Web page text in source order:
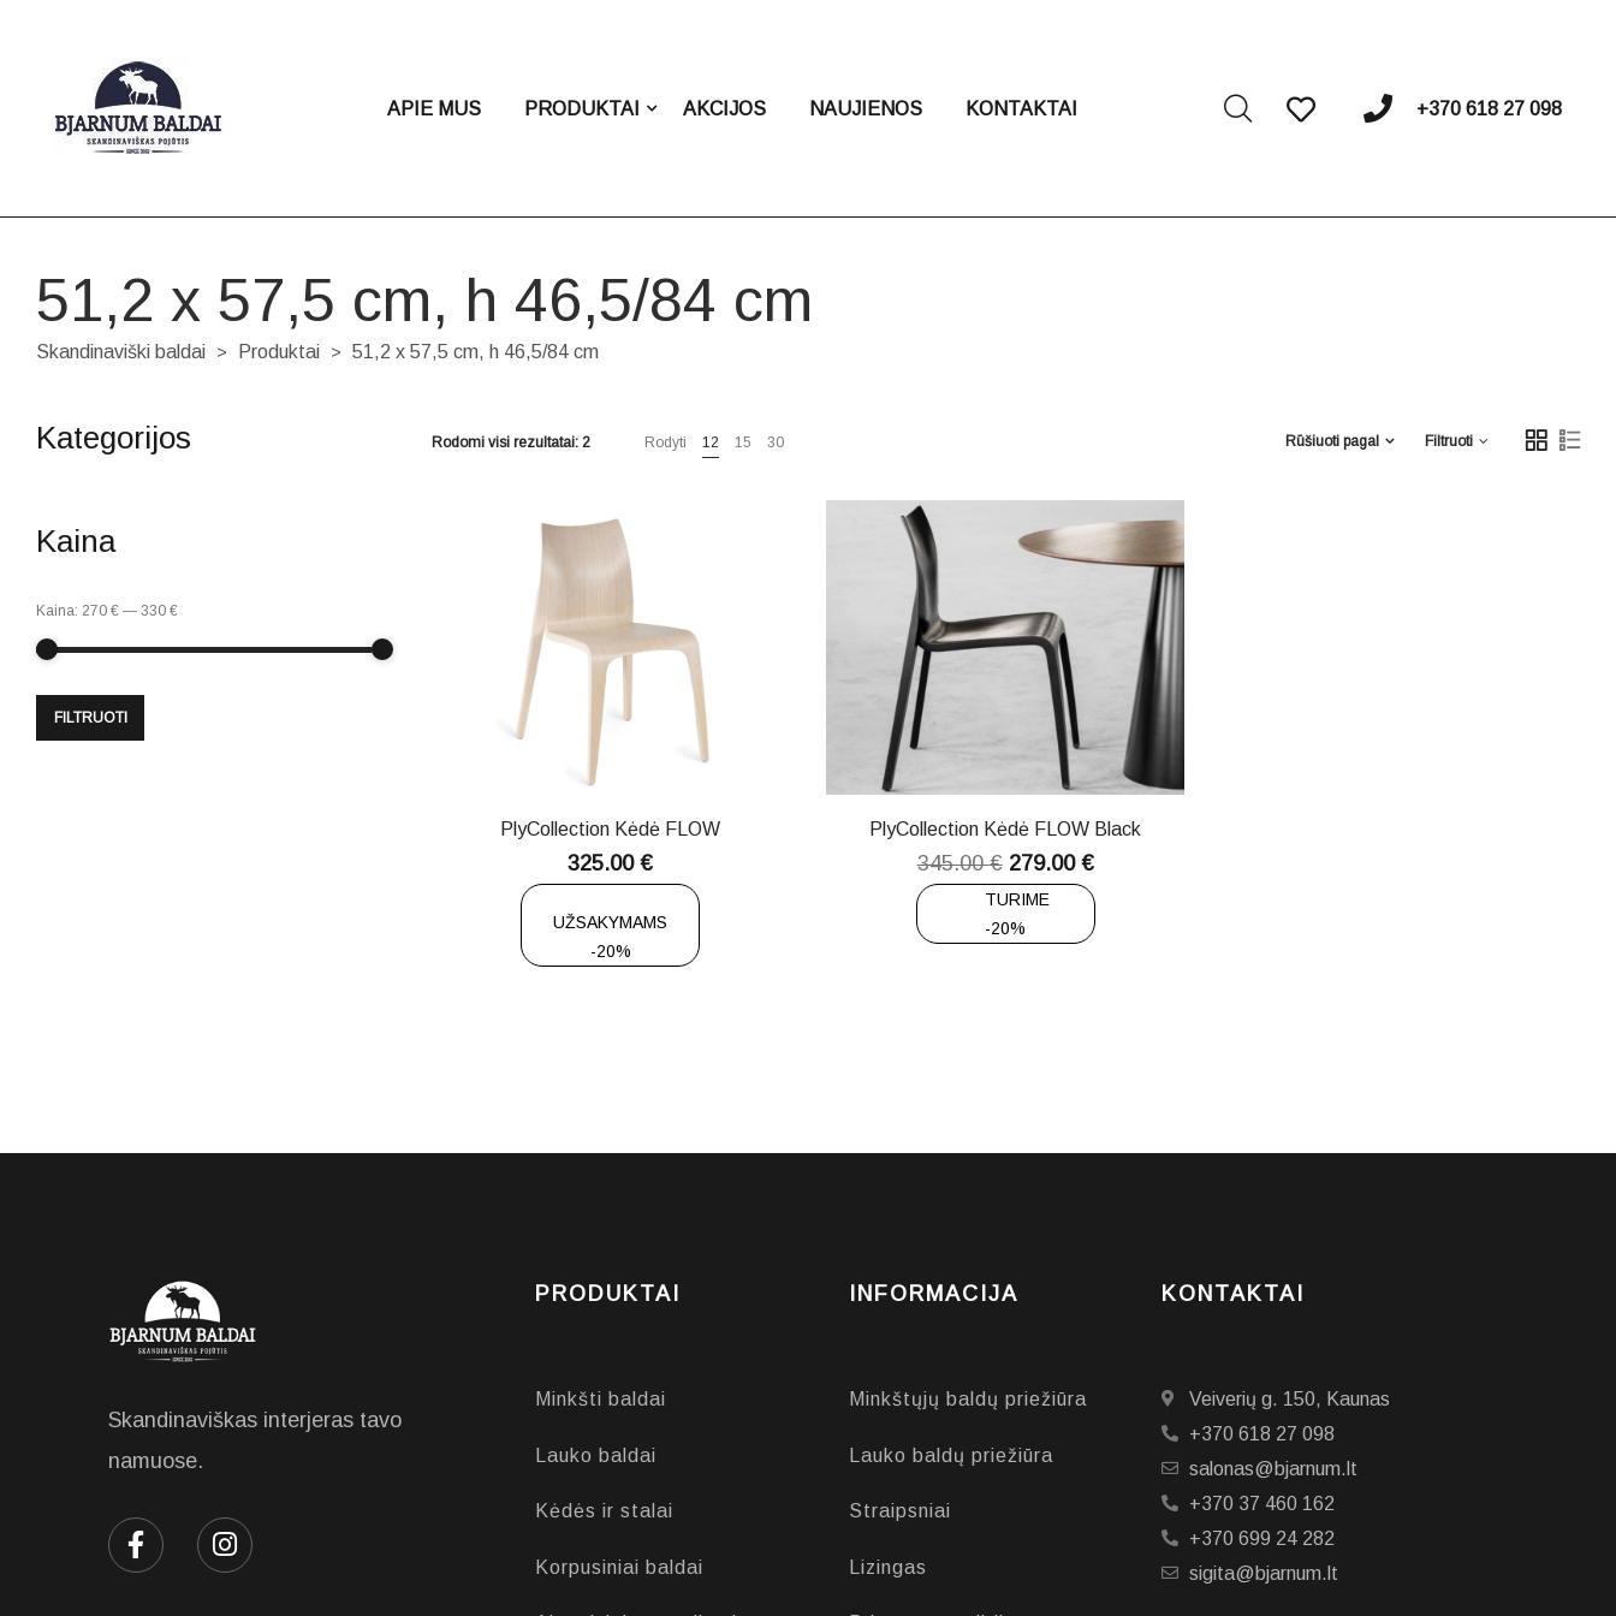
APIE MUS PRODUKTAI AKCIJOS NAUJIENOS KONTAKTAI +370 618 27 098
51,2 x 57,5 cm, h 46,5/84 cm
Skandinaviški baldai > Produktai > 51,2 x 57,5 cm, h 46,5/84 cm
Rodomi visi rezultatai: 2 Rodyti 12 15 30 Filtruoti
Rūšiuoti pagal
PlyCollection Kėdė FLOW
325.00€
UŽSAKYMAMS
-20%
PlyCollection Kėdė FLOW Black
345.00€ 279.00 €
TURIME
-20%
Kategorijos
Kaina
FILTRUOTI
Kaina: 270 € — 330 €
Skandinaviškas interjeras tavo
namuose.
PRODUKTAI
Minkšti baldai
Lauko baldai
Kėdės ir stalai
Korpusiniai baldai
INFORMACIJA
Minkštųjų baldų priežiūra
Lauko baldų priežiūra
Straipsniai
Lizingas
KONTAKTAI
Veiverių g. 150, Kaunas
+370 618 27 098
salonas@bjarnum.lt
+370 37 460 162
+370 699 24 282
sigita@bjarnum.lt